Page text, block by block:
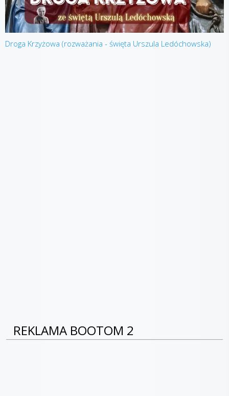
Droga Krzyżowa (rozważania - święta Urszula Ledóchowska)
REKLAMA BOOTOM 2